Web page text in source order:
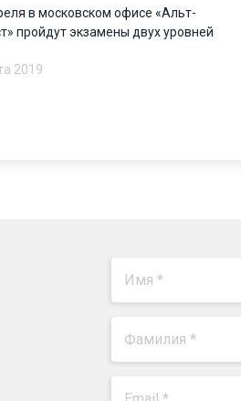
в московском офисе «Альт-
пройдут экзамены двух уровней
2019